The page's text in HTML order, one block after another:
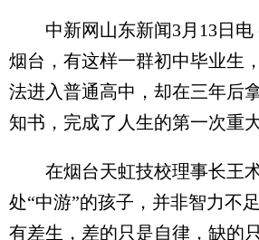
中新网山东新闻3月13日电
烟台，有这样一群初中毕业生
法进入普通高中，却在三年后
知书，完成了人生的第一次重大
在烟台天虹技校理事长王术
处“中游”的孩子，并非智力不
有差生，差的只是自律，缺的